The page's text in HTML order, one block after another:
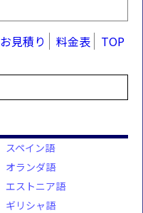
お見積り 料金表 TOP
スペイン語
オランダ語
エストニア語
ギリシャ語